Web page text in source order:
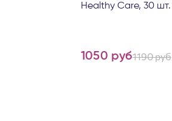
Healthy Care, 30 шт.
1050 руб1190 руб